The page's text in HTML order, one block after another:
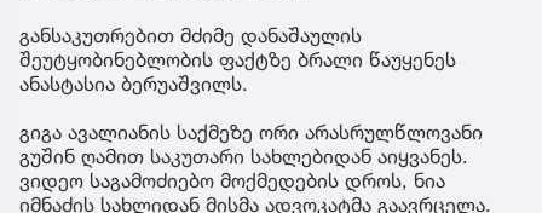
განსაკუთრებით მძიმე დანაშაულის
შეუტყობინებლობის ფაქტზე ბრალი წაუყენეს
ანასტასია ბერუაშვილს.
გიგა ავალიანის საქმეზე ორი არასრულწლოვანი
გუშინ ღამით საკუთარი სახლებიდან აიყვანეს.
ვიდეო საგამოძიებო მოქმედების დროს, ნია
იმნაძის სახლიდან მისმა ადვოკატმა გაავრცელა.